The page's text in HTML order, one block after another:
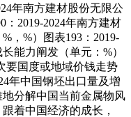
年南方建材股份无限公
2019-2024年南方建材
，%）图表193：2019-
能力阐发（单元：%）
要国度或地域价钱走势
年中国钢坯出口量及增
分解中国当前金属物风
着中国经济的成长，